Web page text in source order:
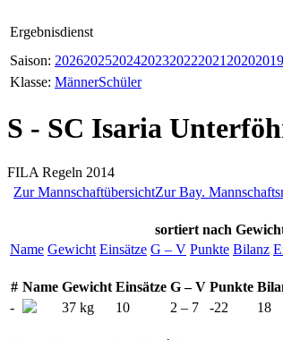
Ergebnisdienst
Saison: 202620252024202320222021 20202019
Klasse: MännerSchüler
S - SC Isaria
FILA Regeln 2014
Zur MannschaftübersichtZur Bay.
sortiert nach
Name Gewicht Einsätze G – V Punkte Bilanz
# Name Gewicht Einsätze G – V Punkte
-
37 kg 10 2 – 7 -22 18